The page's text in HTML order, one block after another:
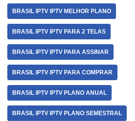
BRASIL IPTV IPTV MELHOR PLANO
BRASIL IPTV IPTV PARA 2 TELAS
BRASIL IPTV IPTV PARA ASSINAR
BRASIL IPTV IPTV PARA COMPRAR
BRASIL IPTV IPTV PLANO ANUAL
BRASIL IPTV IPTV PLANO SEMESTRAL